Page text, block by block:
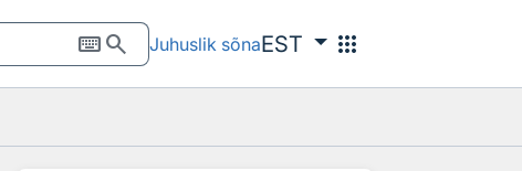
keyboardsearch Juhuslik sõnaEST apps